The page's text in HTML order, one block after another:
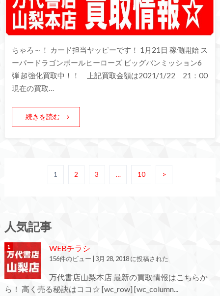
ちゃろ～！ カード担当ヤッピーです！ 1月21日 稼働開始 ス
ーパードラゴンボールヒーローズ ビッグバンミッション6
弾 超強化買取中！！ 上記買取金額は2021/1/22 21：00
現在の買取…
続きを読む
1 2 3 … 10 >
人気記事
WEBチラシ
156件のビュー 3月 28, 2018 に投稿された
万代書店山梨本店 最新の買取情報はこちらか
ら！ 高く売る秘訣はココ☆ [wc_row] [wc_column...